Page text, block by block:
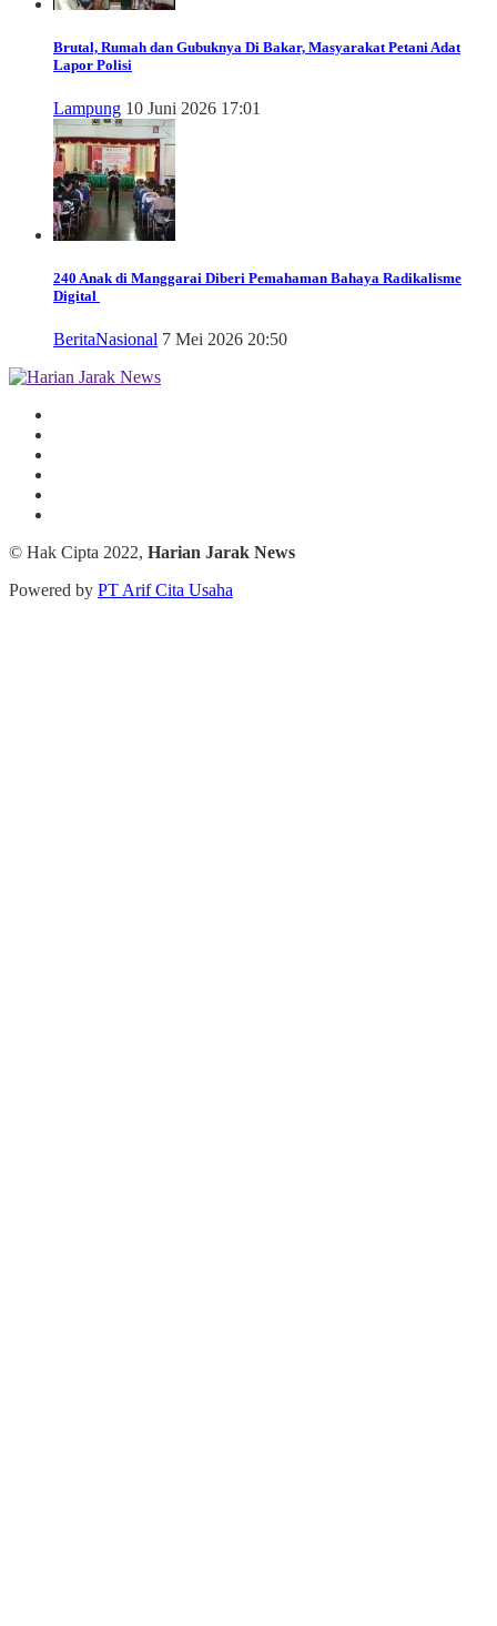
Brutal, Rumah dan Gubuknya Di Bakar, Masyarakat Petani Adat
Lapor Polisi
Lampung 10 Juni 2026 17:01
240 Anak di Manggarai Diberi Pemahaman Bahaya Radikalisme
Digital
BeritaNasional 7 Mei 2026 20:50
© Hak Cipta 2022, Harian Jarak News
Powered by PT Arif Cita Usaha